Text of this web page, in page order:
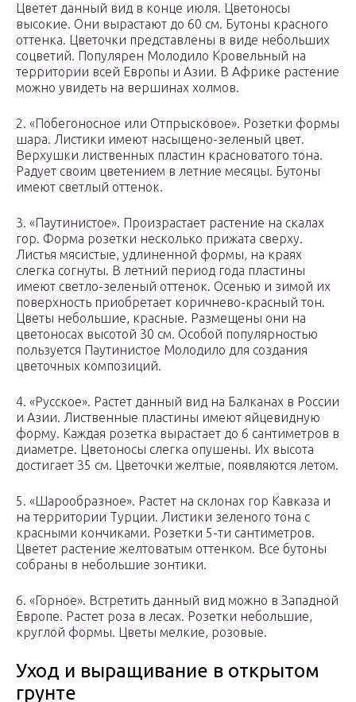
Цветет данный вид в конце июля. Цветоносы
высокие. Они вырастают до 60 см. Бутоны красного
оттенка. Цветочки представлены в виде небольших
соцветий. Популярен Молодило Кровельный на
территории всей Европы и Азии. В Африке растение
можно увидеть на вершинах холмов.
2. «Побегоносное или Отпрысковое». Розетки формы
шара. Листики имеют насыщено-зеленый цвет.
Верхушки лиственных пластин красноватого тона.
Радует своим цветением в летние месяцы. Бутоны
имеют светлый оттенок.
3. «Паутинистое». Произрастает растение на скалах
гор. Форма розетки несколько прижата сверху.
Листья мясистые, удлиненной формы, на краях
слегка согнуты. В летний период года пластины
имеют светло-зеленый оттенок. Осенью и зимой их
поверхность приобретает коричнево-красный тон.
Цветы небольшие, красные. Размещены они на
цветоносах высотой 30 см. Особой популярностью
пользуется Паутинистое Молодило для создания
цветочных композиций.
4. «Русское». Растет данный вид на Балканах в России
и Азии. Лиственные пластины имеют яйцевидную
форму. Каждая розетка вырастает до 6 сантиметров в
диаметре. Цветоносы слегка опушены. Их высота
достигает 35 см. Цветочки желтые, появляются летом.
5. «Шарообразное». Растет на склонах гор Кавказа и
на территории Турции. Листики зеленого тона с
красными кончиками. Розетки 5-ти сантиметров.
Цветет растение желтоватым оттенком. Все бутоны
собраны в небольшие зонтики.
6. «Горное». Встретить данный вид можно в Западной
Европе. Растет роза в лесах. Розетки небольшие,
круглой формы. Цветы мелкие, розовые.
Уход и выращивание в открытом
грунте